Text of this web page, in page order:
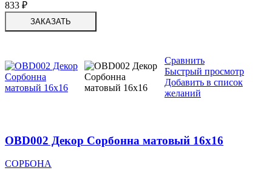
833 ₽
ЗАКАЗАТЬ
Сравнить
Быстрый просмотр
Добавить в список
желаний
OBD002 Декор Сорбонна матовый 16х16
СОРБОНА